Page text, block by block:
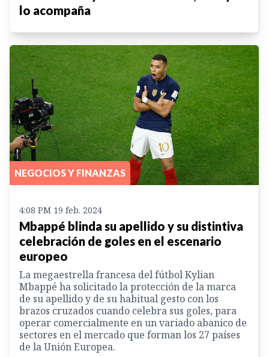
lo acompaña
NEGOCIOS Y FINANZAS
4:08 PM 19 feb. 2024
Mbappé blinda su apellido y su distintiva
celebración de goles en el escenario
europeo
La megaestrella francesa del fútbol Kylian
Mbappé ha solicitado la protección de la marca
de su apellido y de su habitual gesto con los
brazos cruzados cuando celebra sus goles, para
operar comercialmente en un variado abanico de
sectores en el mercado que forman los 27 países
de la Unión Europea.